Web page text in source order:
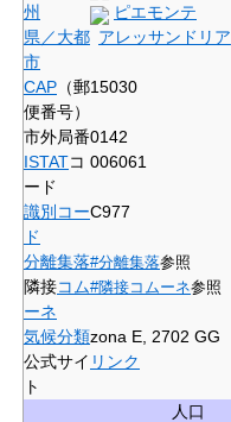
州
ピエモンテ
県／大都
市
アレッサンドリア
CAP （郵
便番号）
15030
市外局番0142
ISTATコ
ード
006061
識別コー
ド
C977
分離集落#分離集落参照
隣接コム
ーネ
#隣接コムーネ参照
気候分類zona E, 2702 GG
公式サイ
ト
リンク
人口